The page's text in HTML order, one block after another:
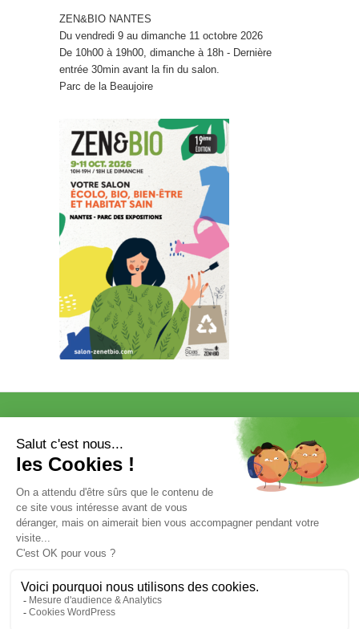
ZEN&BIO NANTES
Du vendredi 9 au dimanche 11 octobre 2026
De 10h00 à 19h00, dimanche à 18h - Dernière
entrée 30min avant la fin du salon.
Parc de la Beaujoire
EXPOSER
COMMUNICATION/PRESSE ET
VOTRE ENTRÉE GRATUITE